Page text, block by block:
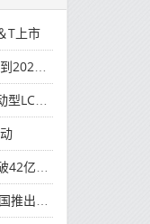
T上市
年
屏幕
史新高
家居产品